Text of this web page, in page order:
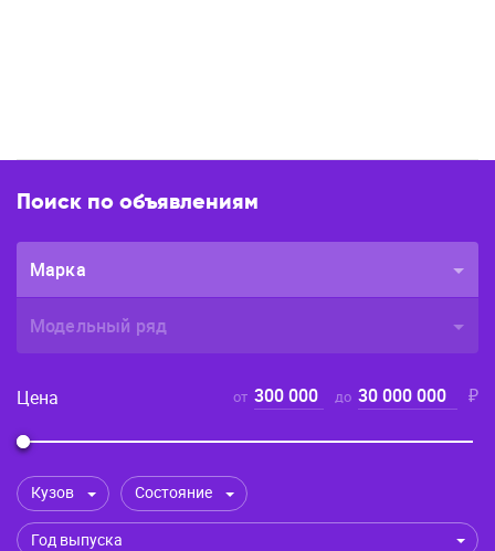
Поиск по объявлениям
Марка
Модельный ряд
Цена от 300 000 до 30 000 000 ₽
Кузов Состояние
Год выпуска